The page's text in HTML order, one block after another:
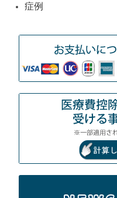
症例